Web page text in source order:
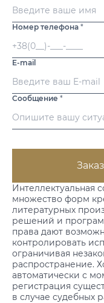
Интеллектуальная
множество форм
литературных
решений и
права дают
контролировать
ограничивая
распространение.
автоматически с
регистрация
в случае судебных
Номер телефона *
E-mail
Сообщение *